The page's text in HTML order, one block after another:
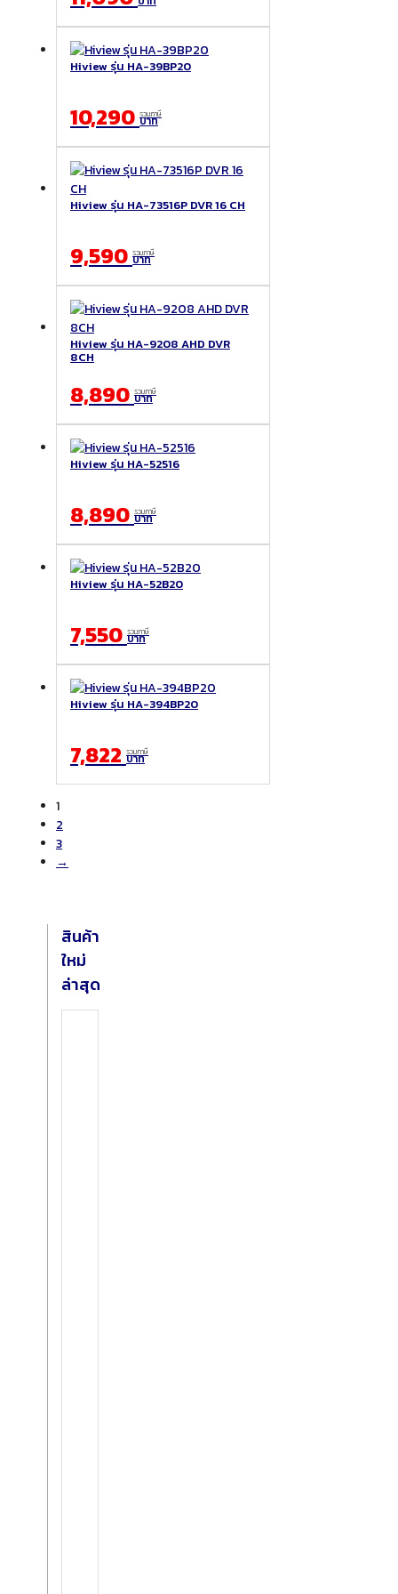
Hiview รุ่น HA-39BP20
10,290 รวมภาษี
บาท
Hiview รุ่น HA-73516P DVR 16 CH
9,590 รวมภาษี
บาท
Hiview รุ่น HA-9208 AHD DVR
8CH
8,890 รวมภาษี
บาท
Hiview รุ่น HA-52516
8,890 รวมภาษี
บาท
Hiview รุ่น HA-52B20
7,550 รวมภาษี
บาท
Hiview รุ่น HA-394BP20
7,822 รวมภาษี
บาท
1
2
3
→
สินค้า
ใหม่
ล่าสุด